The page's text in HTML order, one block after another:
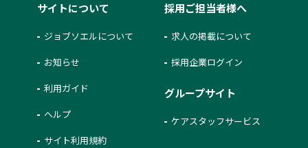
サイトについて
ジョブソエルについて
お知らせ
利用ガイド
ヘルプ
サイト利用規約
採用ご担当者様へ
求人の掲載について
採用企業ログイン
グループサイト
ケアスタッフサービス